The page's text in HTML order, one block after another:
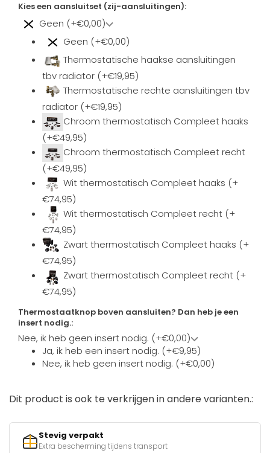
Kies een aansluitset (zij-aansluitingen):
Geen (+€0,00)
Geen (+€0,00)
Thermostatische haakse aansluitingen
tbv radiator (+€19,95)
Thermostatische rechte aansluitingen tbv
radiator (+€19,95)
Chroom thermostatisch Compleet haaks
(+€49,95)
Chroom thermostatisch Compleet recht
(+€49,95)
Wit thermostatisch Compleet haaks (+
€74,95)
Wit thermostatisch Compleet recht (+
€74,95)
Zwart thermostatisch Compleet haaks (+
€74,95)
Zwart thermostatisch Compleet recht (+
€74,95)
Thermostaatknop boven aansluiten? Dan heb je een
insert nodig.:
Nee, ik heb geen insert nodig. (+€0,00)
Ja, ik heb een insert nodig. (+€9,95)
Nee, ik heb geen insert nodig. (+€0,00)
Dit product is ook te verkrijgen in andere varianten.:
Stevig verpakt
Extra bescherming tijdens transport